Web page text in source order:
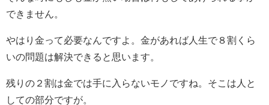
できません。
やはり金って必要なんですよ。金があれば人生で８割くら
いの問題は解決できると思います。
残りの２割は金では手に入らないモノですね。そこは人と
しての部分ですが。